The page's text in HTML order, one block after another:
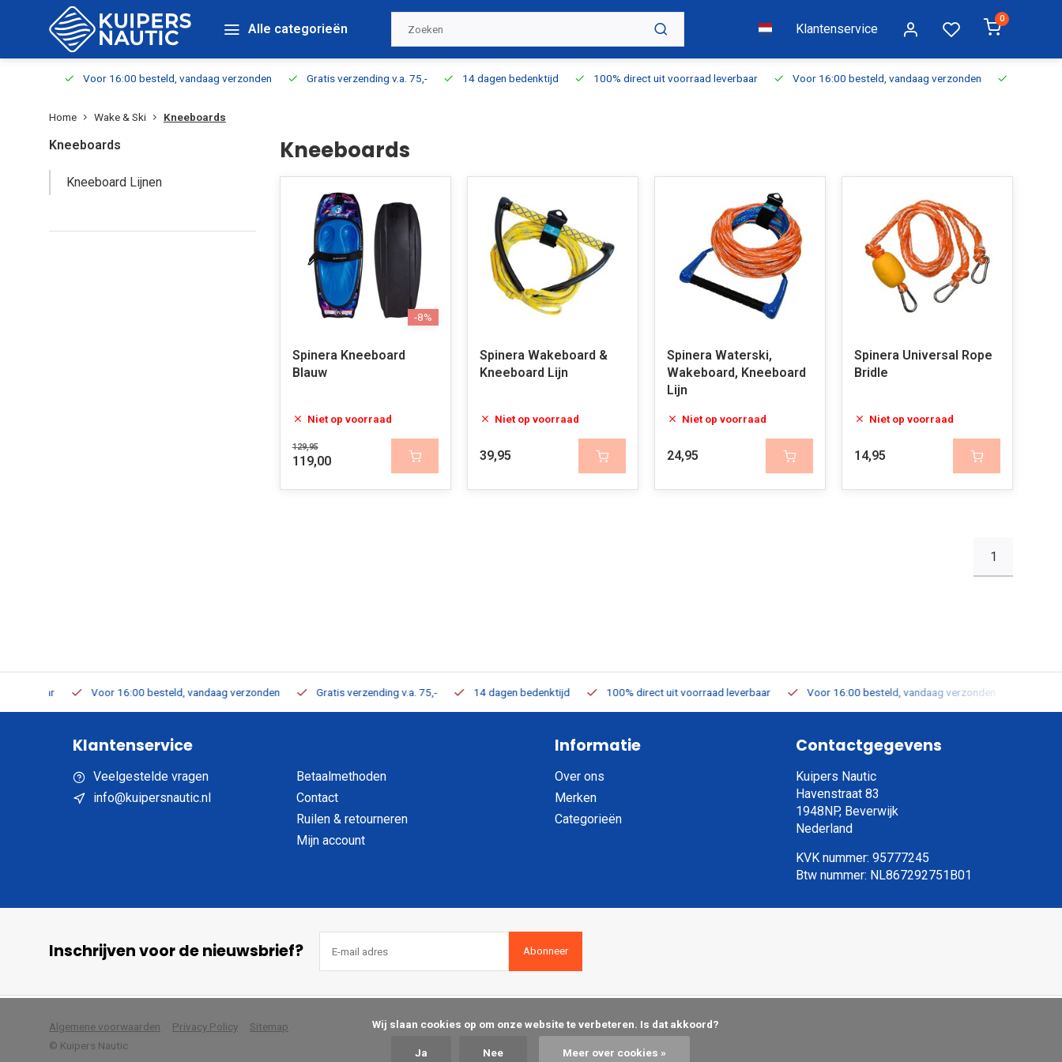
Alle categorieën Klantenservice
0
Voor 16:00 besteld, vandaag verzonden Gratis verzending v.a. 75,- 14 dagen bedenktijd 100% direct uit voorraad leverbaar Voor 16:00 besteld, vandaag verzonden Gratis
Home Wake & Ski Kneeboards
Kneeboards
Kneeboard Lijnen
Kneeboards
-8%
Spinera Kneeboard
Blauw
Niet op voorraad
129,95
119,00
Spinera Wakeboard &
Kneeboard Lijn
Niet op voorraad
39,95
Spinera Waterski,
Wakeboard, Kneeboard
Lijn
Niet op voorraad
24,95
Spinera Universal Rope
Bridle
Niet op voorraad
14,95
1
Voor 16:00 besteld, vandaag verzonden Gratis verzending v.a. 75,- 14 dagen bedenktijd 100% direct uit voorraad leverbaar Voor 16:00 besteld, vandaag verzonden
Klantenservice
Veelgestelde vragen
info@kuipersnautic.nl
Betaalmethoden
Contact
Ruilen & retourneren
Mijn account
Informatie
Over ons
Merken
Categorieën
Contactgegevens
Kuipers Nautic
Havenstraat 83
1948NP, Beverwijk
Nederland
KVK nummer: 95777245
Btw nummer: NL867292751B01
Inschrijven voor de nieuwsbrief? Abonneer
Algemene voorwaarden Privacy Policy
Sitemap
© Kuipers Nautic
Ja Nee Meer over cookies »